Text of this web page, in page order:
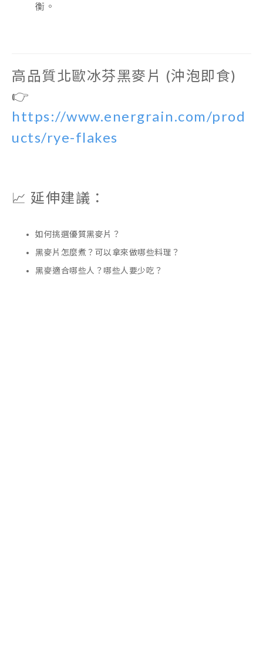
衡。
高品質北歐冰芬黑麥片 (沖泡即食)
👉
https://www.energrain.com/prod
ucts/rye-flakes
📈 延伸建議：
如何挑選優質黑麥片？
黑麥片怎麼煮？可以拿來做哪些料理？
黑麥適合哪些人？哪些人要少吃？